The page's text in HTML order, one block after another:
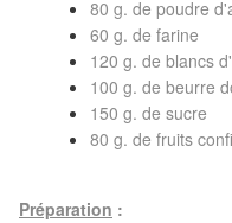
80 g. de poudre
60 g. de farine
120 g. de blancs
100 g. de beurre
150 g. de sucre
80 g. de fruits
Préparation :